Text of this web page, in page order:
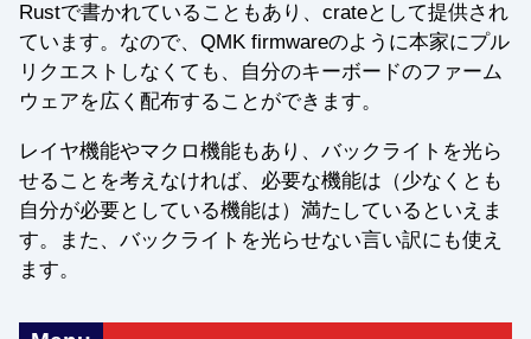
Rustで書かれていることもあり、crateとして提供され
ています。なので、QMK firmwareのように本家にプル
リクエストしなくても、自分のキーボードのファーム
ウェアを広く配布することができます。
レイヤ機能やマクロ機能もあり、バックライトを光ら
せることを考えなければ、必要な機能は（少なくとも
自分が必要としている機能は）満たしているといえま
す。また、バックライトを光らせない言い訳にも使え
ます。